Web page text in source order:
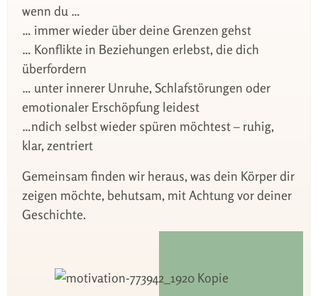
wenn du …
… immer wieder über deine Grenzen gehst
… Konflikte in Beziehungen erlebst, die dich
überfordern
… unter innerer Unruhe, Schlafstörungen oder
emotionaler Erschöpfung leidest
…ndich selbst wieder spüren möchtest – ruhig,
klar, zentriert
Gemeinsam finden wir heraus, was dein Körper dir
zeigen möchte, behutsam, mit Achtung vor deiner
Geschichte.